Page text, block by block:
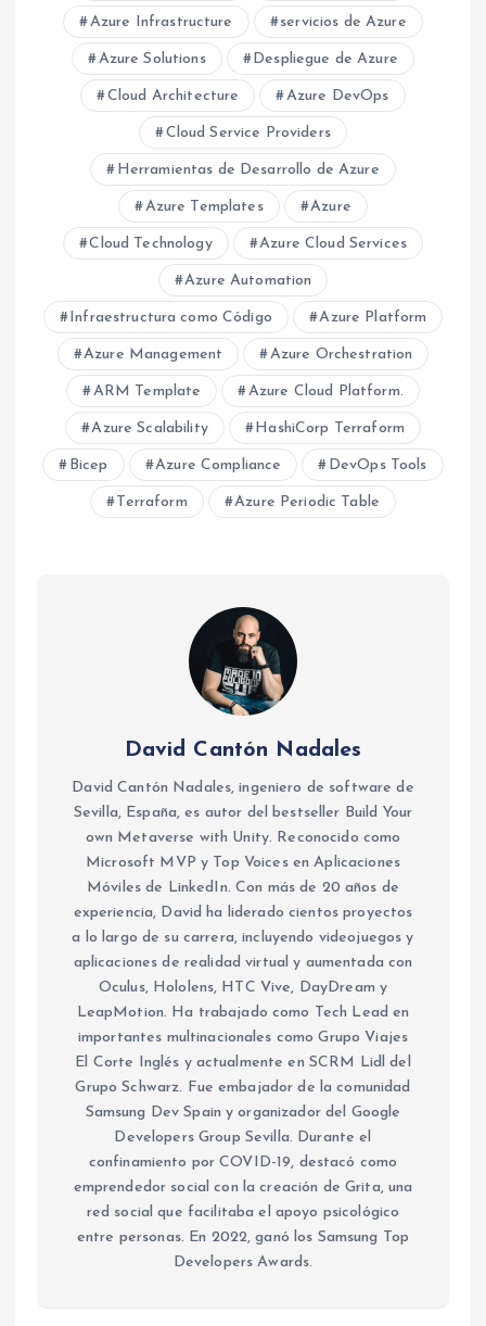
Azure Infrastructure servicios de Azure
Azure Solutions Despliegue de Azure
Cloud Architecture Azure DevOps
Cloud Service Providers
Herramientas de Desarrollo de Azure
Azure Templates Azure
Cloud Technology Azure Cloud Services
Azure Automation
Infraestructura como Código Azure Platform
Azure Management Azure Orchestration
ARM Template Azure Cloud Platform.
Azure Scalability HashiCorp Terraform
Bicep Azure Compliance DevOps Tools
Terraform Azure Periodic Table
David Cantón Nadales
David Cantón Nadales, ingeniero de software de
Sevilla, España, es autor del bestseller Build Your
own Metaverse with Unity. Reconocido como
Microsoft MVP y Top Voices en Aplicaciones
Móviles de LinkedIn. Con más de 20 años de
experiencia, David ha liderado cientos proyectos
a lo largo de su carrera, incluyendo videojuegos y
aplicaciones de realidad virtual y aumentada con
Oculus, Hololens, HTC Vive, DayDream y
LeapMotion. Ha trabajado como Tech Lead en
importantes multinacionales como Grupo Viajes
El Corte Inglés y actualmente en SCRM Lidl del
Grupo Schwarz. Fue embajador de la comunidad
Samsung Dev Spain y organizador del Google
Developers Group Sevilla. Durante el
confinamiento por COVID-19, destacó como
emprendedor social con la creación de Grita, una
red social que facilitaba el apoyo psicológico
entre personas. En 2022, ganó los Samsung Top
Developers Awards.